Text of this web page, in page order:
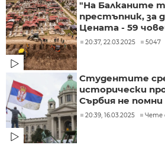
"На Балканите
престъпник, за
Цената - 59
20:37, 22.03.2025 5047
Студентите
исторически
Сърбия не помни
20:39, 16.03.2025 Чете